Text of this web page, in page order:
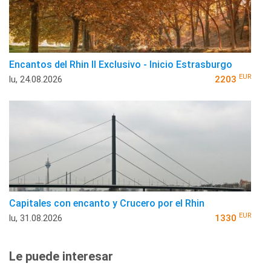
Encantos del Rhin II Exclusivo - Inicio Estrasburgo
lu, 24.08.2026 2203 EUR
Capitales con encanto y Crucero por el Rhin
lu, 31.08.2026 1330 EUR
Le puede interesar